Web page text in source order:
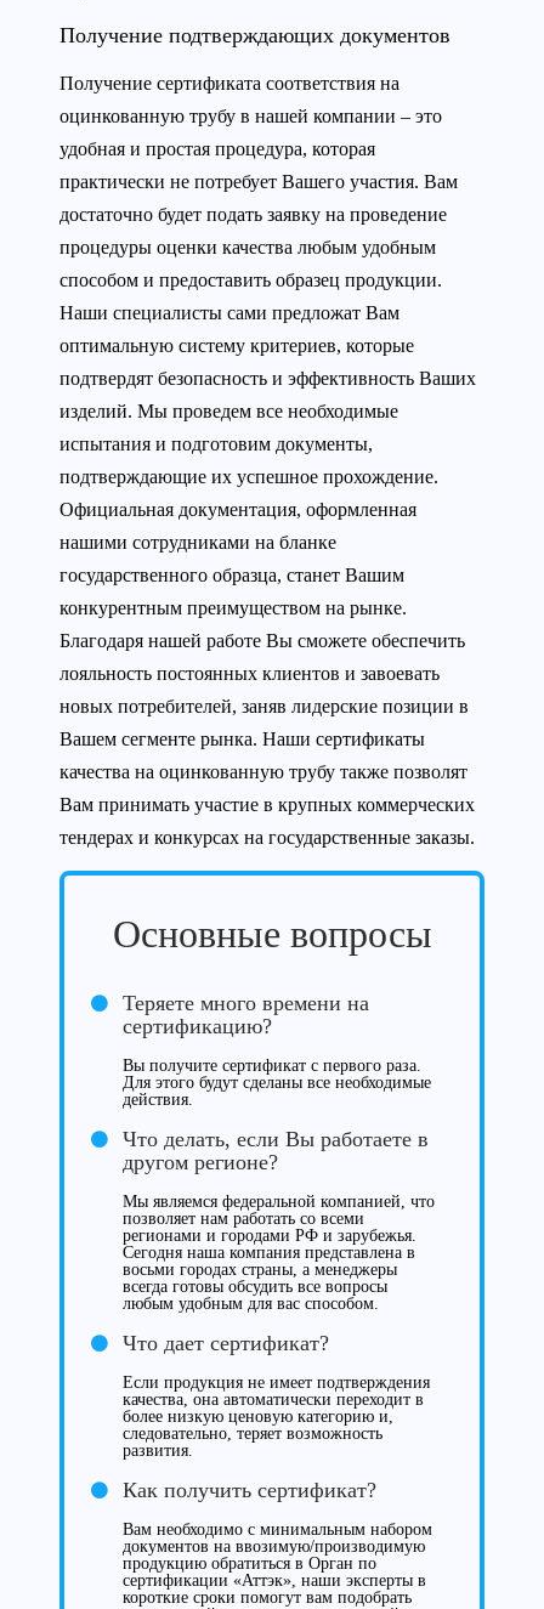
Получение подтверждающих документов
Получение сертификата соответствия на
оцинкованную трубу в нашей компании – это
удобная и простая процедура, которая
практически не потребует Вашего участия. Вам
достаточно будет подать заявку на проведение
процедуры оценки качества любым удобным
способом и предоставить образец продукции.
Наши специалисты сами предложат Вам
оптимальную систему критериев, которые
подтвердят безопасность и эффективность Ваших
изделий. Мы проведем все необходимые
испытания и подготовим документы,
подтверждающие их успешное прохождение.
Официальная документация, оформленная
нашими сотрудниками на бланке
государственного образца, станет Вашим
конкурентным преимуществом на рынке.
Благодаря нашей работе Вы сможете обеспечить
лояльность постоянных клиентов и завоевать
новых потребителей, заняв лидерские позиции в
Вашем сегменте рынка. Наши сертификаты
качества на оцинкованную трубу также позволят
Вам принимать участие в крупных коммерческих
тендерах и конкурсах на государственные заказы.
Основные вопросы
Теряете много времени на
сертификацию?
Вы получите сертификат с первого раза.
Для этого будут сделаны все необходимые
действия.
Что делать, если Вы работаете в
другом регионе?
Мы являемся федеральной компанией, что
позволяет нам работать со всеми
регионами и городами РФ и зарубежья.
Сегодня наша компания представлена в
восьми городах страны, а менеджеры
всегда готовы обсудить все вопросы
любым удобным для вас способом.
Что дает сертификат?
Если продукция не имеет подтверждения
качества, она автоматически переходит в
более низкую ценовую категорию и,
следовательно, теряет возможность
развития.
Как получить сертификат?
Вам необходимо с минимальным набором
документов на ввозимую/производимую
продукцию обратиться в Орган по
сертификации «Аттэк», наши эксперты в
короткие сроки помогут вам подобрать